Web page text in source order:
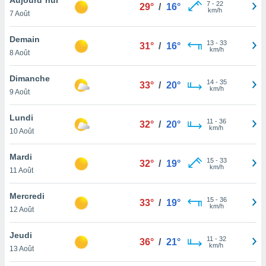
et
»,
au
vous
qu'ils
ou
le
ainsi
un
la
du
7 Août
29° / 16° 7- 22
km/h
Demain
8 Août
31° / 16° 13- 33
km/h
Dimanche
9 Août
33° / 20° 14- 35
km/h
Lundi
10 Août
32° / 20° 11 - 36
km/h
Mardi
11 Août
32° / 19° 15- 33
km/h
Mercredi
12 Août
33° / 19° 15- 36
km/h
Jeudi
13 Août
36° / 21° 11 - 32
km/h